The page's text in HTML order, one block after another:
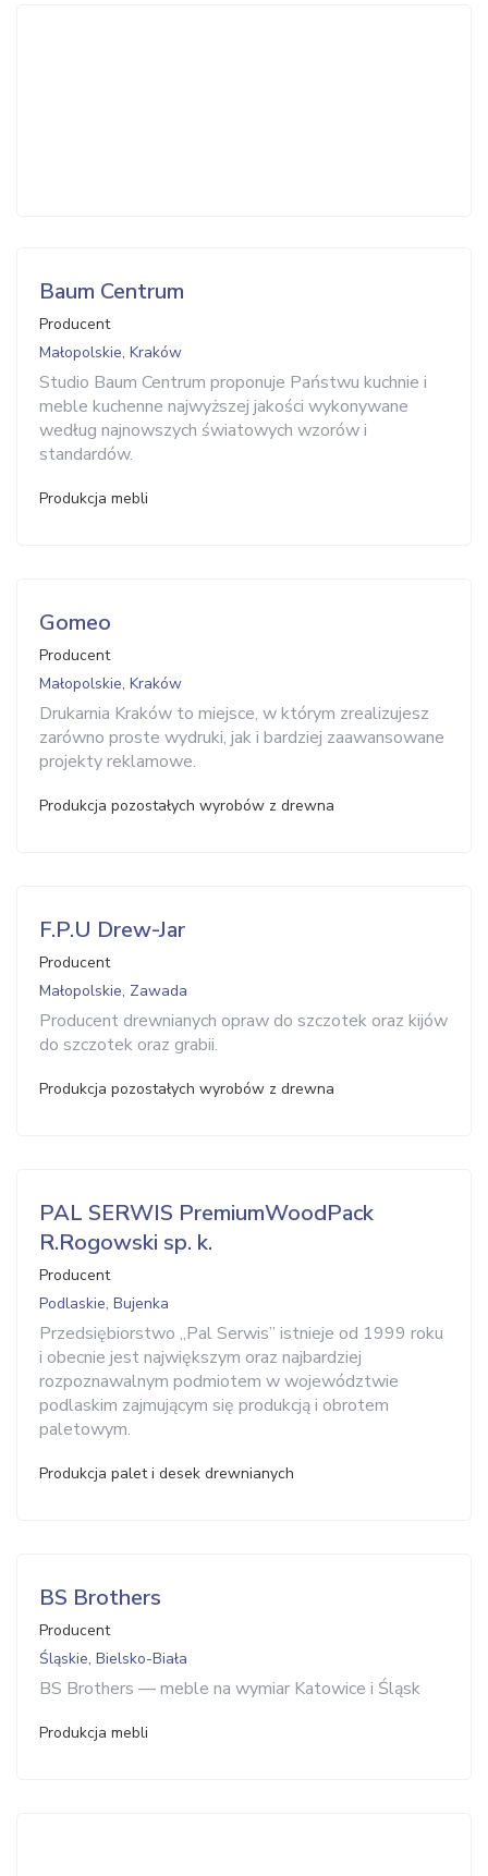
Baum Centrum
Producent
Małopolskie, Kraków
Studio Baum Centrum proponuje Państwu kuchnie i
meble kuchenne najwyższej jakości wykonywane
według najnowszych światowych wzorów i
standardów.
Produkcja mebli
Gomeo
Producent
Małopolskie, Kraków
Drukarnia Kraków to miejsce, w którym zrealizujesz
zarówno proste wydruki, jak i bardziej zaawansowane
projekty reklamowe.
Produkcja pozostałych wyrobów z drewna
F.P.U Drew-Jar
Producent
Małopolskie, Zawada
Producent drewnianych opraw do szczotek oraz kijów
do szczotek oraz grabii.
Produkcja pozostałych wyrobów z drewna
PAL SERWIS PremiumWoodPack
R.Rogowski sp. k.
Producent
Podlaskie, Bujenka
Przedsiębiorstwo ,,Pal Serwis” istnieje od 1999 roku
i obecnie jest największym oraz najbardziej
rozpoznawalnym podmiotem w województwie
podlaskim zajmującym się produkcją i obrotem
paletowym.
Produkcja palet i desek drewnianych
BS Brothers
Producent
Śląskie, Bielsko-Biała
BS Brothers — meble na wymiar Katowice i Śląsk
Produkcja mebli